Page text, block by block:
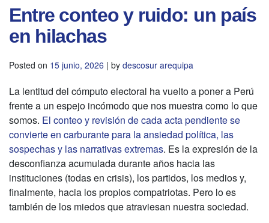
Entre conteo y ruido: un país
en hilachas
Posted on 15 junio, 2026 | by descosur arequipa
La lentitud del cómputo electoral ha vuelto a poner a Perú
frente a un espejo incómodo que nos muestra como lo que
somos. El conteo y revisión de cada acta pendiente se
convierte en carburante para la ansiedad política, las
sospechas y las narrativas extremas. Es la expresión de la
desconfianza acumulada durante años hacia las
instituciones (todas en crisis), los partidos, los medios y,
finalmente, hacia los propios compatriotas. Pero lo es
también de los miedos que atraviesan nuestra sociedad.